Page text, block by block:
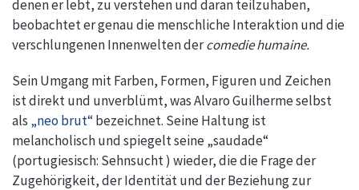
denen er lebt, zu verstehen und daran teilzuhaben,
beobachtet er genau die menschliche Interaktion und die
verschlungenen Innenwelten dercomedie humaine.
Sein Umgang mit Farben, Formen, Figuren und Zeichen
ist direkt und unverblümt, was Alvaro Guilherme selbst
als „neo brut“bezeichnet. Seine Haltung ist
melancholisch und spiegelt seine „saudade“
(portugiesisch: Sehnsucht ) wieder, die die Frage der
Zugehörigkeit, der Identität und der Beziehung zur